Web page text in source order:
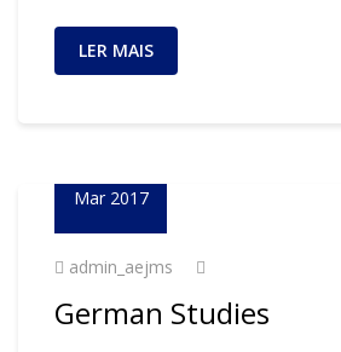
LER MAIS
Mar 2017
admin_aejms
German Studies